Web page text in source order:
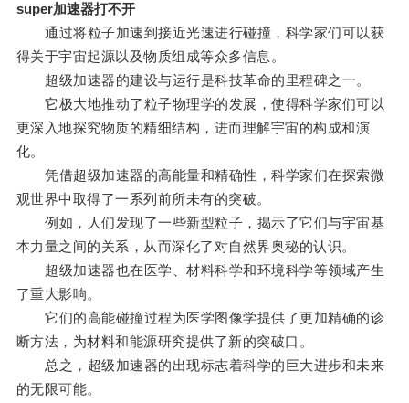
super加速器打不开
通过将粒子加速到接近光速进行碰撞，科学家们可以获
得关于宇宙起源以及物质组成等众多信息。
超级加速器的建设与运行是科技革命的里程碑之一。
它极大地推动了粒子物理学的发展，使得科学家们可以
更深入地探究物质的精细结构，进而理解宇宙的构成和演
化。
凭借超级加速器的高能量和精确性，科学家们在探索微
观世界中取得了一系列前所未有的突破。
例如，人们发现了一些新型粒子，揭示了它们与宇宙基
本力量之间的关系，从而深化了对自然界奥秘的认识。
超级加速器也在医学、材料科学和环境科学等领域产生
了重大影响。
它们的高能碰撞过程为医学图像学提供了更加精确的诊
断方法，为材料和能源研究提供了新的突破口。
总之，超级加速器的出现标志着科学的巨大进步和未来
的无限可能。